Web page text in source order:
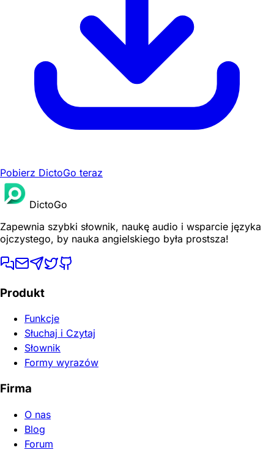
Pobierz DictoGo teraz
DictoGo
Zapewnia szybki słownik, naukę audio i wsparcie języka
ojczystego, by nauka angielskiego była prostsza!
Produkt
Funkcje
Słuchaj i Czytaj
Słownik
Formy wyrazów
Firma
O nas
Blog
Forum